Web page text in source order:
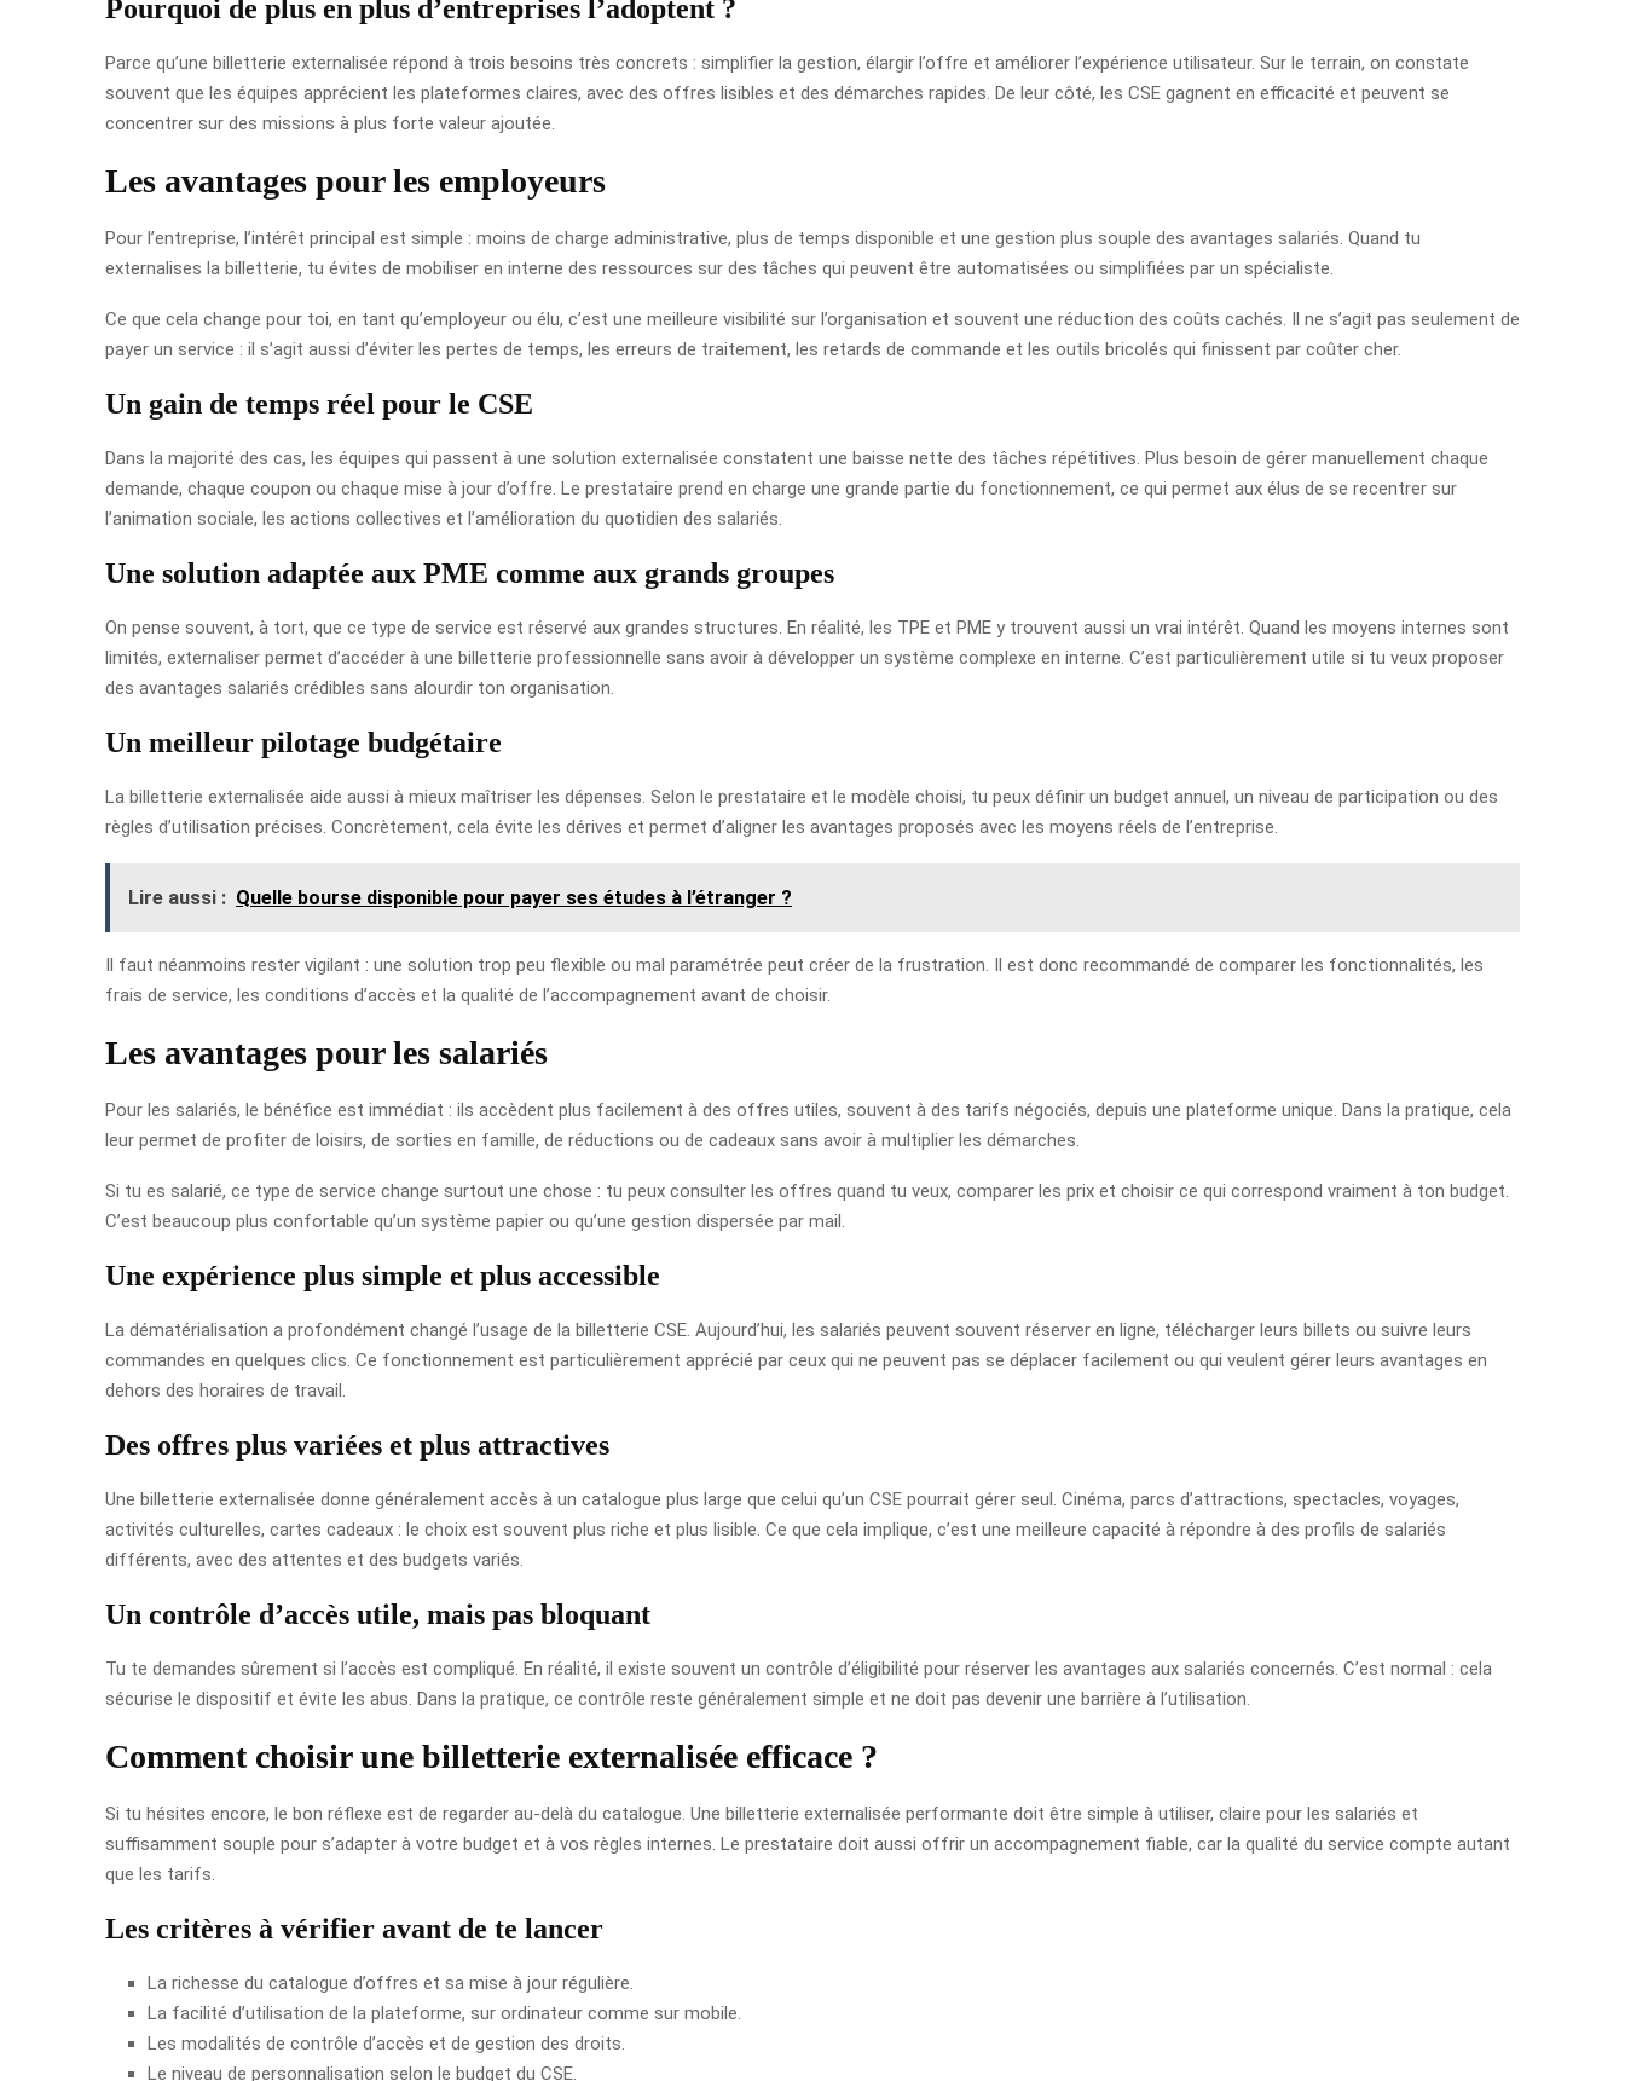
Pourquoi de plus en plus d’entreprises l’adoptent ?
Parce qu’une billetterie externalisée répond à trois besoins très concrets : simplifier la gestion, élargir l’offre et améliorer l’expérience utilisateur. Sur le terrain, on constate
souvent que les équipes apprécient les plateformes claires, avec des offres lisibles et des démarches rapides. De leur côté, les CSE gagnent en efficacité et peuvent se
concentrer sur des missions à plus forte valeur ajoutée.
Les avantages pour les employeurs
Pour l’entreprise, l’intérêt principal est simple : moins de charge administrative, plus de temps disponible et une gestion plus souple des avantages salariés. Quand tu
externalises la billetterie, tu évites de mobiliser en interne des ressources sur des tâches qui peuvent être automatisées ou simplifiées par un spécialiste.
Ce que cela change pour toi, en tant qu’employeur ou élu, c’est une meilleure visibilité sur l’organisation et souvent une réduction des coûts cachés. Il ne s’agit pas seulement de
payer un service : il s’agit aussi d’éviter les pertes de temps, les erreurs de traitement, les retards de commande et les outils bricolés qui finissent par coûter cher.
Un gain de temps réel pour le CSE
Dans la majorité des cas, les équipes qui passent à une solution externalisée constatent une baisse nette des tâches répétitives. Plus besoin de gérer manuellement chaque
demande, chaque coupon ou chaque mise à jour d’offre. Le prestataire prend en charge une grande partie du fonctionnement, ce qui permet aux élus de se recentrer sur
l’animation sociale, les actions collectives et l’amélioration du quotidien des salariés.
Une solution adaptée aux PME comme aux grands groupes
On pense souvent, à tort, que ce type de service est réservé aux grandes structures. En réalité, les TPE et PME y trouvent aussi un vrai intérêt. Quand les moyens internes sont
limités, externaliser permet d’accéder à une billetterie professionnelle sans avoir à développer un système complexe en interne. C’est particulièrement utile si tu veux proposer
des avantages salariés crédibles sans alourdir ton organisation.
Un meilleur pilotage budgétaire
La billetterie externalisée aide aussi à mieux maîtriser les dépenses. Selon le prestataire et le modèle choisi, tu peux définir un budget annuel, un niveau de participation ou des
règles d’utilisation précises. Concrètement, cela évite les dérives et permet d’aligner les avantages proposés avec les moyens réels de l’entreprise.
Lire aussi : Quelle bourse disponible pour payer ses études à l’étranger ?
Il faut néanmoins rester vigilant : une solution trop peu flexible ou mal paramétrée peut créer de la frustration. Il est donc recommandé de comparer les fonctionnalités, les
frais de service, les conditions d’accès et la qualité de l’accompagnement avant de choisir.
Les avantages pour les salariés
Pour les salariés, le bénéfice est immédiat : ils accèdent plus facilement à des offres utiles, souvent à des tarifs négociés, depuis une plateforme unique. Dans la pratique, cela
leur permet de profiter de loisirs, de sorties en famille, de réductions ou de cadeaux sans avoir à multiplier les démarches.
Si tu es salarié, ce type de service change surtout une chose : tu peux consulter les offres quand tu veux, comparer les prix et choisir ce qui correspond vraiment à ton budget.
C’est beaucoup plus confortable qu’un système papier ou qu’une gestion dispersée par mail.
Une expérience plus simple et plus accessible
La dématérialisation a profondément changé l’usage de la billetterie CSE. Aujourd’hui, les salariés peuvent souvent réserver en ligne, télécharger leurs billets ou suivre leurs
commandes en quelques clics. Ce fonctionnement est particulièrement apprécié par ceux qui ne peuvent pas se déplacer facilement ou qui veulent gérer leurs avantages en
dehors des horaires de travail.
Des offres plus variées et plus attractives
Une billetterie externalisée donne généralement accès à un catalogue plus large que celui qu’un CSE pourrait gérer seul. Cinéma, parcs d’attractions, spectacles, voyages,
activités culturelles, cartes cadeaux : le choix est souvent plus riche et plus lisible. Ce que cela implique, c’est une meilleure capacité à répondre à des profils de salariés
différents, avec des attentes et des budgets variés.
Un contrôle d’accès utile, mais pas bloquant
Tu te demandes sûrement si l’accès est compliqué. En réalité, il existe souvent un contrôle d’éligibilité pour réserver les avantages aux salariés concernés. C’est normal : cela
sécurise le dispositif et évite les abus. Dans la pratique, ce contrôle reste généralement simple et ne doit pas devenir une barrière à l’utilisation.
Comment choisir une billetterie externalisée efficace ?
Si tu hésites encore, le bon réflexe est de regarder au-delà du catalogue. Une billetterie externalisée performante doit être simple à utiliser, claire pour les salariés et
suffisamment souple pour s’adapter à votre budget et à vos règles internes. Le prestataire doit aussi offrir un accompagnement fiable, car la qualité du service compte autant
que les tarifs.
Les critères à vérifier avant de te lancer
La richesse du catalogue d’offres et sa mise à jour régulière.
La facilité d’utilisation de la plateforme, sur ordinateur comme sur mobile.
Les modalités de contrôle d’accès et de gestion des droits.
Le niveau de personnalisation selon le budget du CSE.